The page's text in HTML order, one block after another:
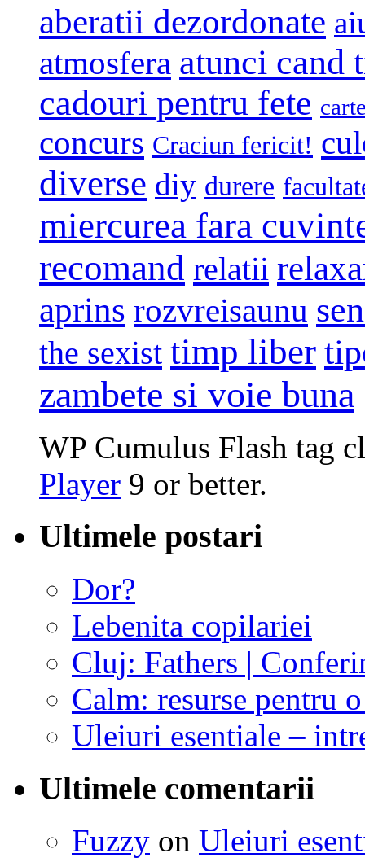
aberatii dezordonate
atmosfera atunci cand
cadouri pentru fete
concurs Craciun fericit!
diverse diy durere
miercurea fara
recomand relatii
aprins rozvreisaunu
the sexist timp liber
zambete si voie buna
WP Cumulus Flash tag
Player 9 or better.
Ultimele postari
Dor?
Lebenita copilariei
Cluj: Fathers |
Calm: resurse pentru
Uleiuri esentiale –
Ultimele comentarii
Fuzzy on Uleiuri